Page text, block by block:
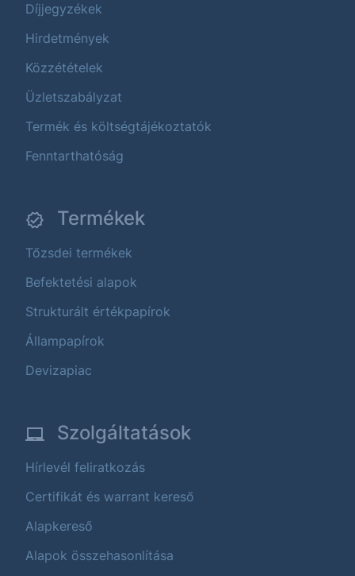
Díjjegyzékek
Hirdetmények
Közzétételek
Üzletszabályzat
Termék és költségtájékoztatók
Fenntarthatóság
Termékek
Tőzsdei termékek
Befektetési alapok
Strukturált értékpapírok
Állampapírok
Devizapiac
Szolgáltatások
Hírlevél feliratkozás
Certifikát és warrant kereső
Alapkereső
Alapok összehasonlítása